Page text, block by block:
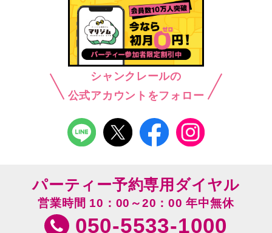
シャンクレールの
公式アカウントをフォロー
パーティー予約専用ダイヤル
営業時間 10：00～20：00 年中無休
050-5533-1000